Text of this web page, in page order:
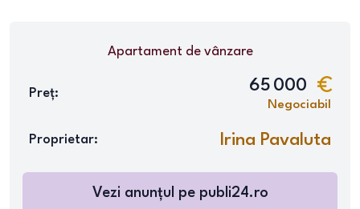
Apartamentde vânzare
Preț: 65 000
Negociabil
Proprietar: Irina Pavaluta
Vezi anunțul pe publi24.ro